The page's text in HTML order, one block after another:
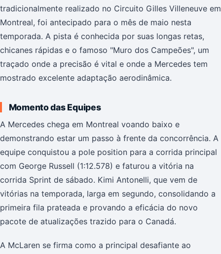
tradicionalmente realizado no Circuito Gilles Villeneuve em
Montreal, foi antecipado para o mês de maio nesta
temporada. A pista é conhecida por suas longas retas,
chicanes rápidas e o famoso "Muro dos Campeões", um
traçado onde a precisão é vital e onde a Mercedes tem
mostrado excelente adaptação aerodinâmica.
Momento das Equipes
A Mercedes chega em Montreal voando baixo e
demonstrando estar um passo à frente da concorrência. A
equipe conquistou a pole position para a corrida principal
com George Russell (1:12.578) e faturou a vitória na
corrida Sprint de sábado. Kimi Antonelli, que vem de
vitórias na temporada, larga em segundo, consolidando a
primeira fila prateada e provando a eficácia do novo
pacote de atualizações trazido para o Canadá.
A McLaren se firma como a principal desafiante ao